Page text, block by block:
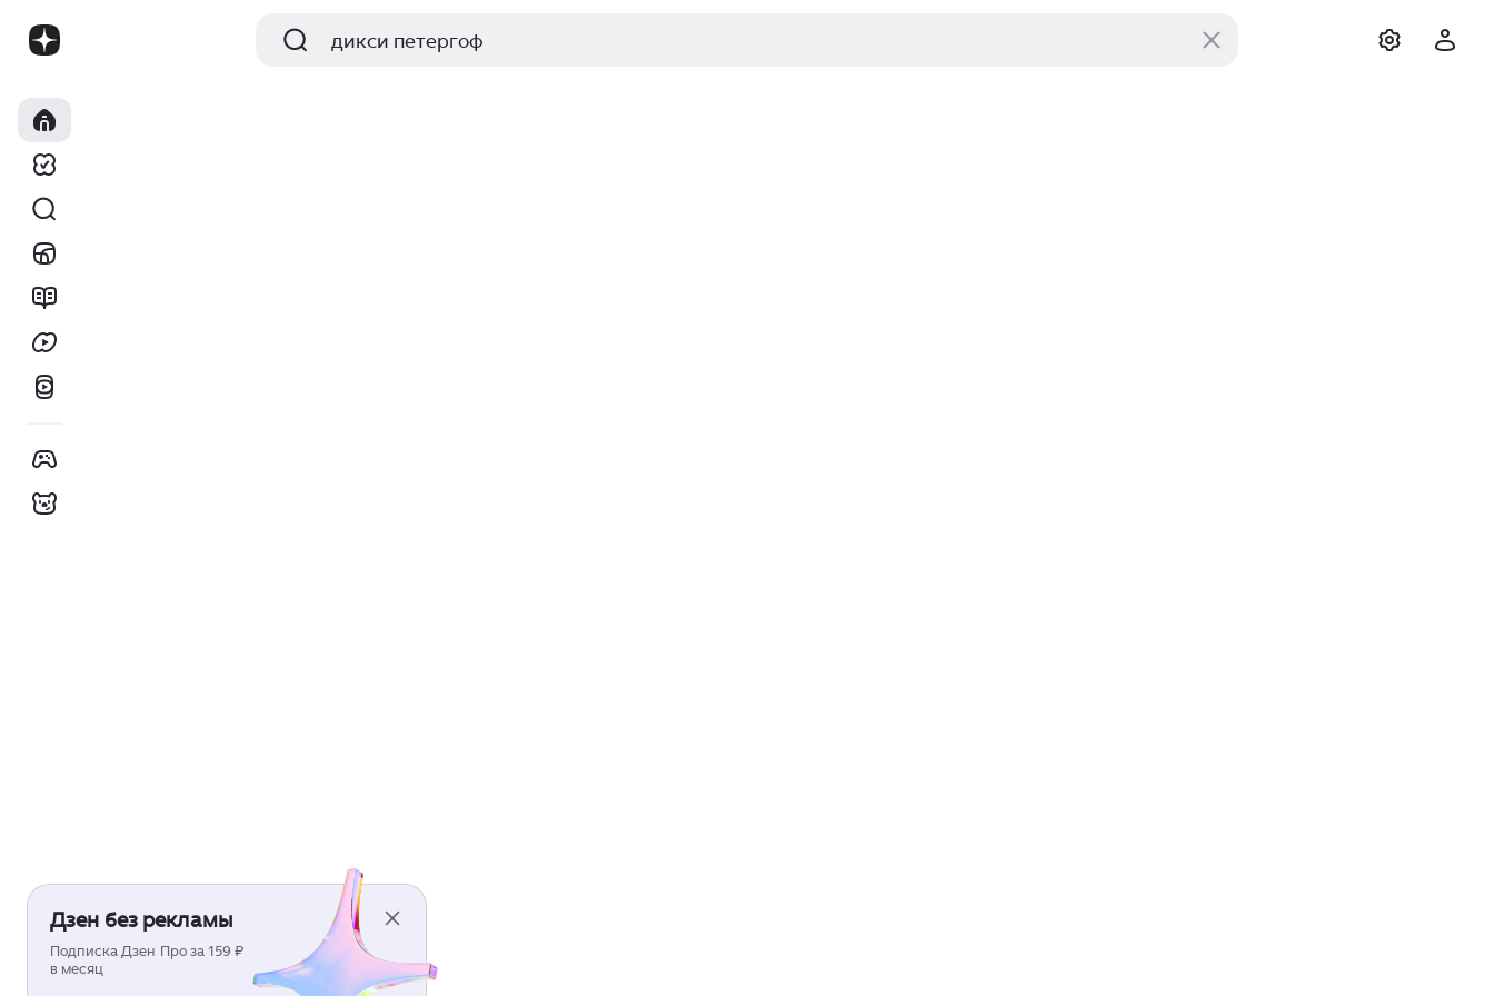
Дзен без рекламы
Подписка Дзен Про за 159 ₽
в месяц